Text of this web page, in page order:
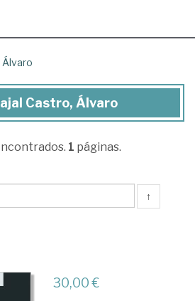
Álvaro
Castro, Álvaro
1 páginas.
↑
30,00 €